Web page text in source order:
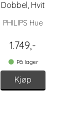
Dobbel, Hvit
PHILIPS Hue
1.749,-
På lager
Kjøp